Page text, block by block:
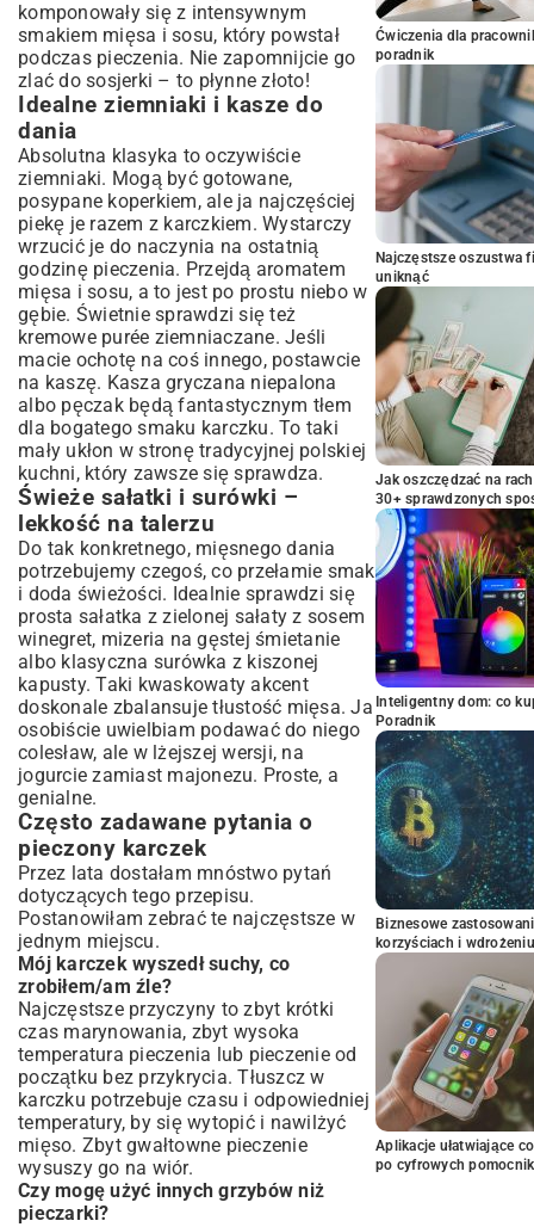
komponowały się z intensywnym
smakiem mięsa i sosu, który powstał
podczas pieczenia. Nie zapomnijcie go
zlać do sosjerki – to płynne złoto!
Idealne ziemniaki i kasze do
dania
Absolutna klasyka to oczywiście
ziemniaki. Mogą być gotowane,
posypane koperkiem, ale ja najczęściej
piekę je razem z karczkiem. Wystarczy
wrzucić je do naczynia na ostatnią
godzinę pieczenia. Przejdą aromatem
mięsa i sosu, a to jest po prostu niebo w
gębie. Świetnie sprawdzi się też
kremowe purée ziemniaczane. Jeśli
macie ochotę na coś innego, postawcie
na kaszę. Kasza gryczana niepalona
albo pęczak będą fantastycznym tłem
dla bogatego smaku karczku. To taki
mały ukłon w stronę tradycyjnej polskiej
kuchni, który zawsze się sprawdza.
Świeże sałatki i surówki –
lekkość na talerzu
Do tak konkretnego, mięsnego dania
potrzebujemy czegoś, co przełamie smak
i doda świeżości. Idealnie sprawdzi się
prosta sałatka z zielonej sałaty z sosem
winegret, mizeria na gęstej śmietanie
albo klasyczna surówka z kiszonej
kapusty. Taki kwaskowaty akcent
doskonale zbalansuje tłustość mięsa. Ja
osobiście uwielbiam podawać do niego
colesław, ale w lżejszej wersji, na
jogurcie zamiast majonezu. Proste, a
genialne.
Często zadawane pytania o
pieczony karczek
Przez lata dostałam mnóstwo pytań
dotyczących tego przepisu.
Postanowiłam zebrać te najczęstsze w
jednym miejscu.
Mój karczek wyszedł suchy, co
zrobiłem/am źle?
Najczęstsze przyczyny to zbyt krótki
czas marynowania, zbyt wysoka
temperatura pieczenia lub pieczenie od
początku bez przykrycia. Tłuszcz w
karczku potrzebuje czasu i odpowiedniej
temperatury, by się wytopić i nawilżyć
mięso. Zbyt gwałtowne pieczenie
wysuszy go na wiór.
Czy mogę użyć innych grzybów niż
pieczarki?
Ćwiczenia dla
poradnik
Najczęstsze oszustwa
uniknąć
Jak oszczędzać na
30+ sprawdzonych
Inteligentny dom: co
Poradnik
Biznesowe
korzyściach i wdrożeniu
Aplikacje ułatwiające
po cyfrowych